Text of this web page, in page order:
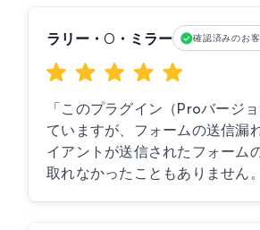
ラリー・O・ミラー 確認済みのお
「このプラグイン（Proバージ
ていますが、フォームの送信漏
イアントが送信されたフォーム
取れなかったこともありません